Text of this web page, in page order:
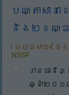
បណ្តាសាខ
និង២ខណ្ឌ
ចេញផ្សាយ៖ ថ្ង
NSSF
រាជធានី
ឆ្នាំ២០